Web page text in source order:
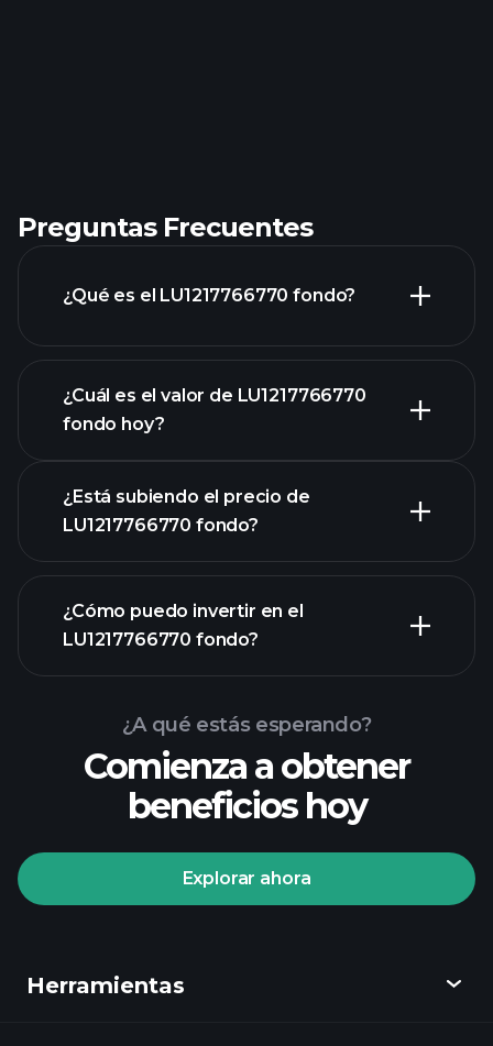
Preguntas Frecuentes
¿Qué es el LU1217766770 fondo?
¿Cuál es el valor de LU1217766770
fondo hoy?
¿Está subiendo el precio de
LU1217766770 fondo?
LU1217766770 fondo
¿Cómo puedo invertir en el
LU1217766770 fondo?
¿A qué estás esperando?
Comienza a obtener
beneficios hoy
Explorar ahora
Herramientas